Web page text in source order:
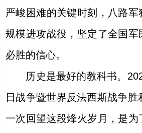
严峻困难的关键时刻，八路
规模进攻战役，坚定了全国
必胜的信心。
历史是最好的教科书。
日战争暨世界反法西斯战争胜
一次回望这段烽火岁月，是